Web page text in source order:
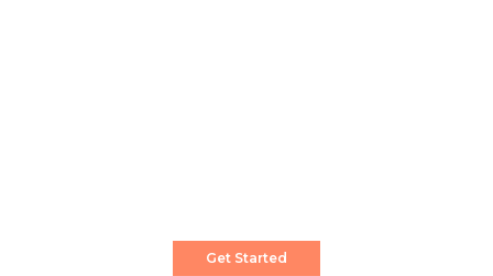
Get Started